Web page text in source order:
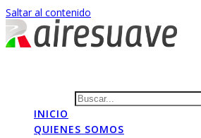
Saltar al contenido
INICIO
QUIENES SOMOS